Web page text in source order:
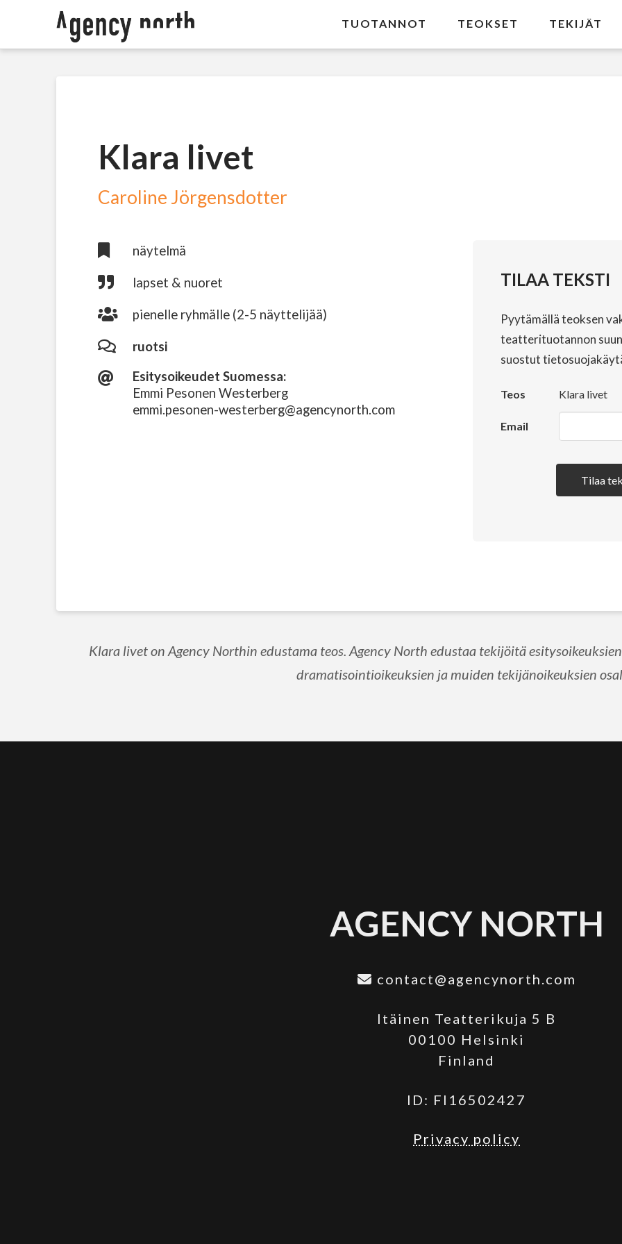
TUOTANNOT TEOKSET TEKIJÄT
Klara livet
Caroline Jörgensdotter
näytelmä
lapset & nuoret
pienelle ryhmälle (2-5 näyttelijää)
ruotsi
Esitysoikeudet Suomessa:
Emmi Pesonen Westerberg
emmi.pesonen-westerberg@agencynorth.com
TILAA TEKSTI
Pyytämällä teoksen
teatterituotannon
suostut
Teos Klara livet
Email
Tilaa
Klara livet on Agency Northin edustama teos. Agency North edustaa tekijöitä
dramatisointioikeuksien ja muiden tekijänoikeuksien
AGENCY NORTH
contact@agencynorth.com
Itäinen Teatterikuja 5 B
00100 Helsinki
Finland
ID: FI16502427
Privacy policy